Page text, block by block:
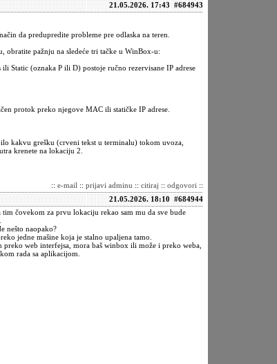
21.05.2026. 17:43 #684943
da predupredite probleme pre odlaska na teren.
obratite pažnju na sledeće tri tačke u WinBox-u:
Static (oznaka P ili D) postoje ručno rezervisane IP adrese
protok preko njegove MAC ili statičke IP adrese.
kakvu grešku (crveni tekst u terminalu) tokom uvoza,
krenete na lokaciju 2.
:: e-mail :: prijavi adminu :: citiraj :: odgovori ::
21.05.2026. 18:10 #684944
čovekom za prvu lokaciju rekao sam mu da sve bude
nešto naopako?
jedne mašine koja je stalno upaljena tamo.
web interfejsa, mora baš winbox ili može i preko weba,
rada sa aplikacijom.